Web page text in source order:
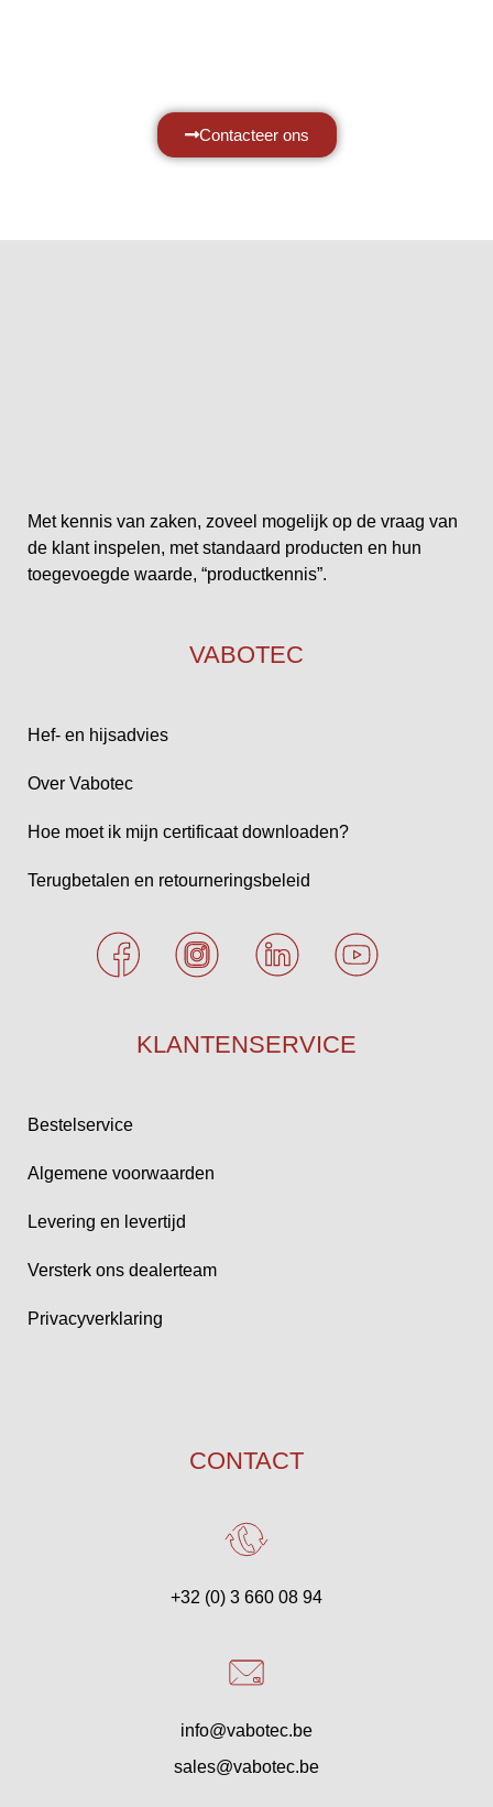
Contacteer ons
Met kennis van zaken, zoveel mogelijk op de vraag van
de klant inspelen, met standaard producten en hun
toegevoegde waarde, “productkennis”.
VABOTEC
Hef- en hijsadvies
Over Vabotec
Hoe moet ik mijn certificaat downloaden?
Terugbetalen en retourneringsbeleid
KLANTENSERVICE
Bestelservice
Algemene voorwaarden
Levering en levertijd
Versterk ons dealerteam
Privacyverklaring
CONTACT
+32 (0) 3 660 08 94
info@vabotec.be
sales@vabotec.be